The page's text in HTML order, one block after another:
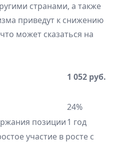
странами, а также
приведут к снижению
может сказаться на
1 052 руб.
24%
позиции1 год
участие в росте с